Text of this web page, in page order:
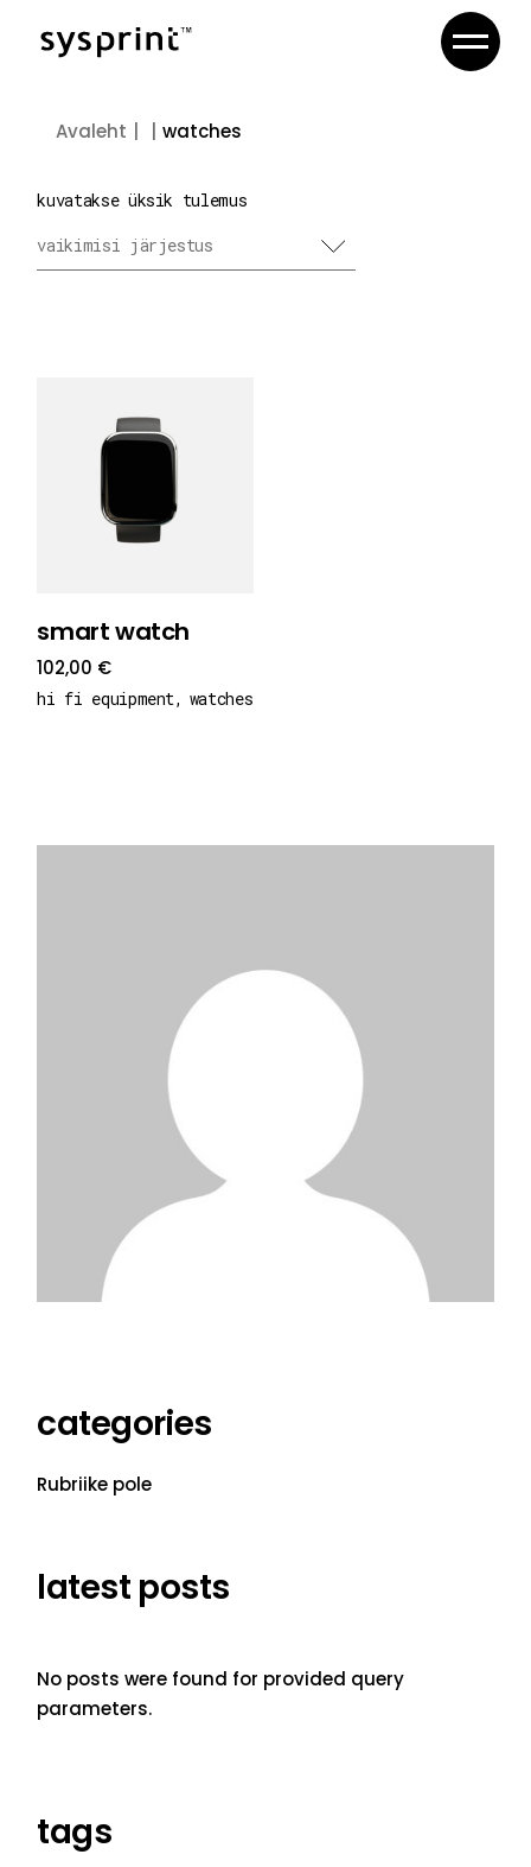
content
watches
kuvatakse üksik tulemus
vaikimisi järjestus
smart watch
102,00 €
hi fi equipment watches
categories
Rubriike pole
latest posts
No posts were found for provided query
parameters.
tags